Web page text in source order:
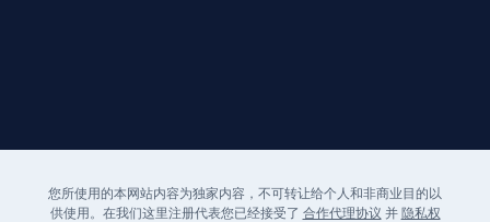
您所使用的本网站内容为独家内容，不可转让给个人和非商业目的以
供使用。在我们这里注册代表您已经接受了 合作代理协议 并 隐私权